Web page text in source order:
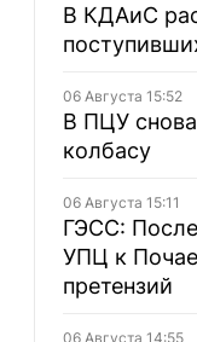
В КДАиС
06 Августа 15:52
В ПЦУ
колбасу
06 Августа 15:11
ГЭСС:
УПЦ к
претензий
06 Августа 14:55